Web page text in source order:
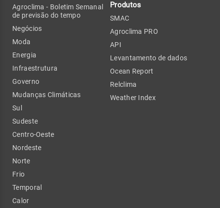
Agroclima - Boletim Semanal
de previsão do tempo
Negócios
Moda
Energia
Infraestrutura
Governo
Mudanças Climáticas
Sul
Sudeste
Centro-Oeste
Nordeste
Norte
Frio
Temporal
Calor
Produtos
SMAC
Agroclima PRO
API
Levantamento de dados
Ocean Report
Relclima
Weather Index